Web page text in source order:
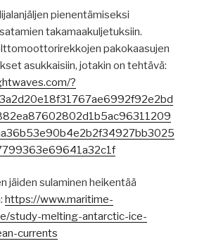
pienentämiseksi
takamaakuljetuksiin.
pakokaasujen
asukkaisiin, jotakin on tehtävä:
?
jäiden sulaminen heikentää
https://www.maritime-
study-melting-antarctic-ice-
currents